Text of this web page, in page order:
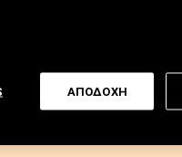
ΑΠΟΔΟΧΗ